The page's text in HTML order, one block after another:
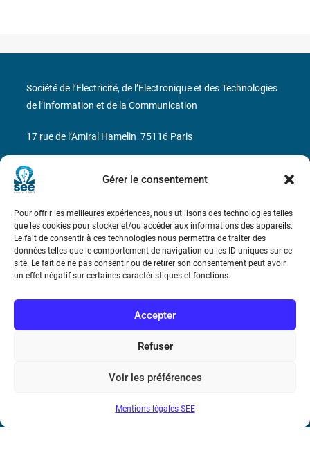
Gérer le consentement
Pour offrir les meilleures expériences, nous utilisons des technologies telles
que les cookies pour stocker et/ou accéder aux informations des appareils.
Le fait de consentir à ces technologies nous permettra de traiter des
données telles que le comportement de navigation ou les ID uniques sur ce
site. Le fait de ne pas consentir ou de retirer son consentement peut avoir
un effet négatif sur certaines caractéristiques et fonctions.
Accepter
Refuser
Voir les préférences
Mentions légales-SEE
Bicentenaire des découvertes d’André-
Conditions Générales de Vente
Mentions légales
Société de l’Electricité, de l’Electronique et des Technologies
de l’Information et de la Communication
17 rue de l’Amiral Hamelin 75116 Paris
Métro : « Boissière » Ligne 6 et « Iéna » Ligne 9
N° de SIREN : 785 393 232, Code APE : 9412Z TVA intra-
communautaire : FR44 785 393 232